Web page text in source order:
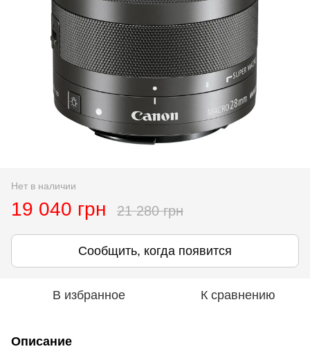
Нет в наличии
19 040 грн 21 280 грн
Сообщить, когда появится
В избранное К сравнению
Описание